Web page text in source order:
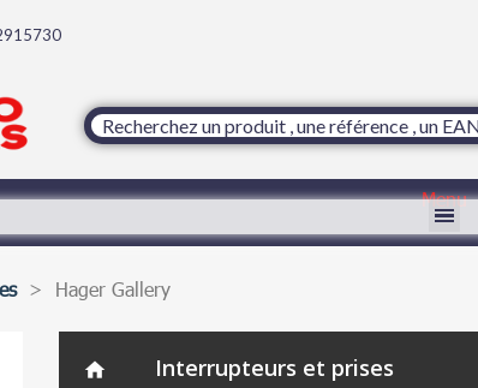
Menu
Hager Gallery
home Interrupteurs et prises